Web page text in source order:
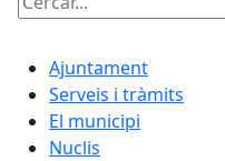
Cercar:
Ajuntament
Serveis i tràmits
El municipi
Nuclis